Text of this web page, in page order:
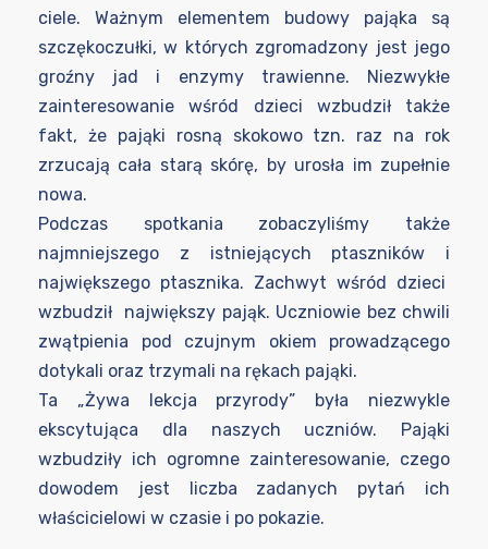
ciele. Ważnym elementem budowy pająka są
szczękoczułki, w których zgromadzony jest jego
groźny jad i enzymy trawienne. Niezwykłe
zainteresowanie wśród dzieci wzbudził także
fakt, że pająki rosną skokowo tzn. raz na rok
zrzucają cała starą skórę, by urosła im zupełnie
nowa.
Podczas spotkania zobaczyliśmy także
najmniejszego z istniejących ptaszników i
największego ptasznika. Zachwyt wśród dzieci
wzbudził największy pająk. Uczniowie bez chwili
zwątpienia pod czujnym okiem prowadzącego
dotykali oraz trzymali na rękach pająki.
Ta „Żywa lekcja przyrody” była niezwykle
ekscytująca dla naszych uczniów. Pająki
wzbudziły ich ogromne zainteresowanie, czego
dowodem jest liczba zadanych pytań ich
właścicielowi w czasie i po pokazie.